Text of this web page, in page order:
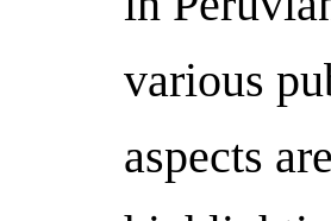
various
aspects